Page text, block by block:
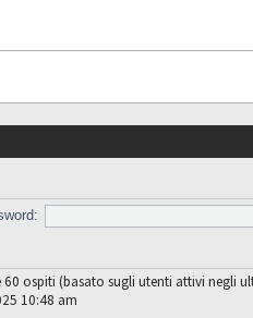
60 ospiti (basato sugli utenti attivi negli
10:48 am